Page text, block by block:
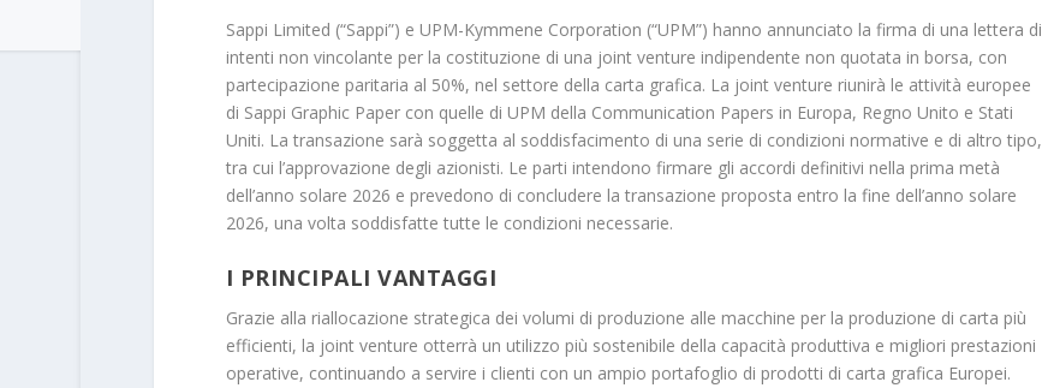
Sappi Limited (“Sappi”) e UPM-Kymmene Corporation (“UPM”) hanno annunciato la firma di una lettera di
intenti non vincolante per la costituzione di una joint venture indipendente non quotata in borsa, con
partecipazione paritaria al 50%, nel settore della carta grafica. La joint venture riunirà le attività europee
di Sappi Graphic Paper con quelle di UPM della Communication Papers in Europa, Regno Unito e Stati
Uniti. La transazione sarà soggetta al soddisfacimento di una serie di condizioni normative e di altro tipo,
tra cui l’approvazione degli azionisti. Le parti intendono firmare gli accordi definitivi nella prima metà
dell’anno solare 2026 e prevedono di concludere la transazione proposta entro la fine dell’anno solare
2026, una volta soddisfatte tutte le condizioni necessarie.
I PRINCIPALI VANTAGGI
Grazie alla riallocazione strategica dei volumi di produzione alle macchine per la produzione di carta più
efficienti, la joint venture otterrà un utilizzo più sostenibile della capacità produttiva e migliori prestazioni
operative, continuando a servire i clienti con un ampio portafoglio di prodotti di carta grafica Europei.